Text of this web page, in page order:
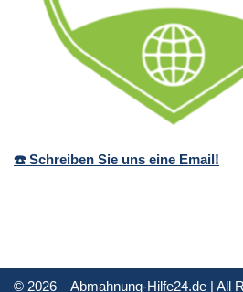
☎️ Schreiben Sie uns eine Email!
© 2026 – Abmahnung-Hilfe24.de | All